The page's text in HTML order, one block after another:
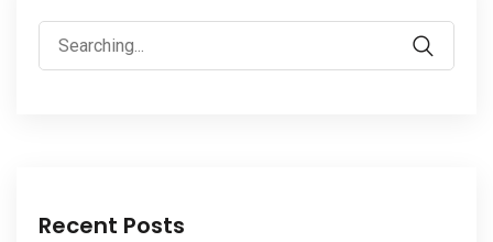
Search
for:
Recent Posts